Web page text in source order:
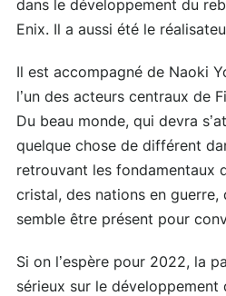
dans le développement du
Enix. Il a aussi été le
Il est accompagné de Naoki
l’un des acteurs centraux de
Du beau monde, qui devra
quelque chose de différent
retrouvant les fondamentaux
cristal, des nations en
semble être présent pour
Si on l’espère pour 2022, la
sérieux sur le